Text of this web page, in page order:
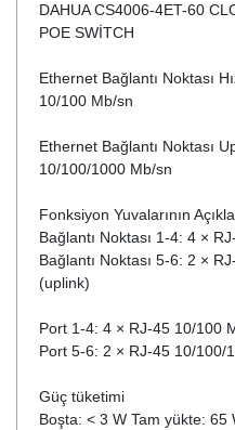
DAHUA CS4006-4ET-60
POE SWİTCH
Ethernet Bağlantı Noktası
10/100 Mb/sn
Ethernet Bağlantı Noktası
10/100/1000 Mb/sn
Fonksiyon Yuvalarının
Bağlantı Noktası 1-4: 4 ×
Bağlantı Noktası 5-6: 2 ×
(uplink)
Port 1-4: 4 × RJ-45 10/100
Port 5-6: 2 × RJ-45 10/100/
Güç tüketimi
Boşta: < 3 W Tam yükte: 65